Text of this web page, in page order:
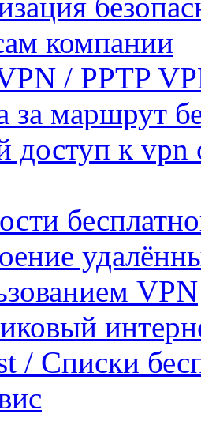
компании
/ PPTP
за маршрут
к vpn
VPN
/ Списки